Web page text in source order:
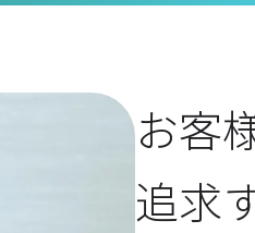
お客
追求